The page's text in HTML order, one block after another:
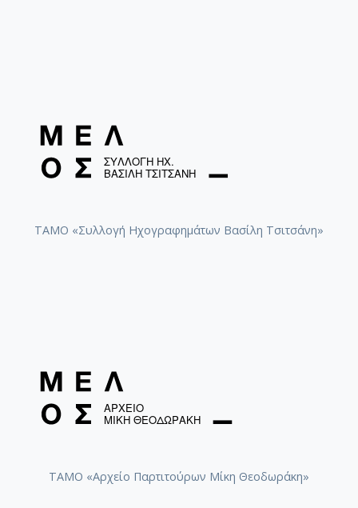
ΤΑΜΟ «Συλλογή Ηχογραφημάτων Βασίλη Τσιτσάνη»
ΤΑΜΟ «Αρχείο Παρτιτούρων Μίκη Θεοδωράκη»